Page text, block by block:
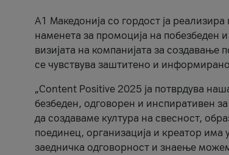
А1 Македонија со гордост ја
наменета за промоција на побезбеден
визијата на компанијата за
се чувствува заштитено и
„Content Positive 2025 ја потврдува
безбеден, одговорен и инспиративен
да создаваме култура на свесност,
поединец, организација и креатор
заедничка одговорност и знаење